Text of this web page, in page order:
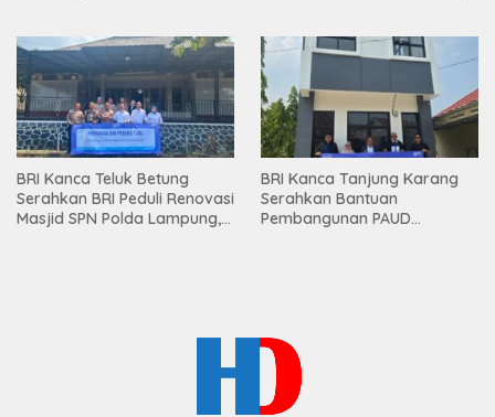
Mesuji
BRI Kanca Teluk Betung
Serahkan BRI Peduli Renovasi
Masjid SPN Polda Lampung,
BRI Kanca Tanjung Karang
Serahkan Bantuan
Pembangunan PAUD